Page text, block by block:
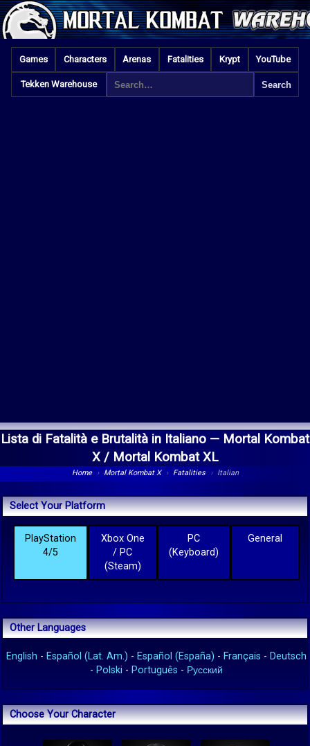
Games Characters Arenas Fatalities Krypt YouTube
Tekken Warehouse
Lista di Fatalità e Brutalità in Italiano — Mortal Kombat
X / Mortal Kombat XL
Home › Mortal Kombat X › Fatalities › Italian
Select Your Platform
PlayStation
4/5
Xbox One
/ PC
(Steam)
PC
(Keyboard)
General
Other Languages
English - Español (Lat. Am.) - Español (España) - Français - Deutsch
- Polski - Português - Русский
Choose Your Character